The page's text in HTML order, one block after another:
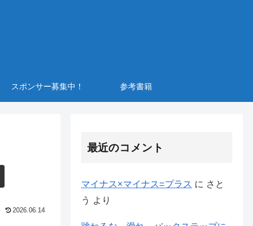
スポンサー募集中！ 参考書籍
2026.06.14
最近のコメント
マイナス×マイナス=プラス に さと
う より